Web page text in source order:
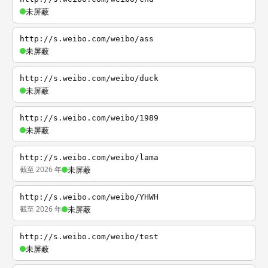
未屏蔽
http://s.weibo.com/weibo/ass
未屏蔽
http://s.weibo.com/weibo/duck
未屏蔽
http://s.weibo.com/weibo/1989
未屏蔽
http://s.weibo.com/weibo/lama
截至 2026 年 未屏蔽
http://s.weibo.com/weibo/YHWH
截至 2026 年 未屏蔽
http://s.weibo.com/weibo/test
未屏蔽